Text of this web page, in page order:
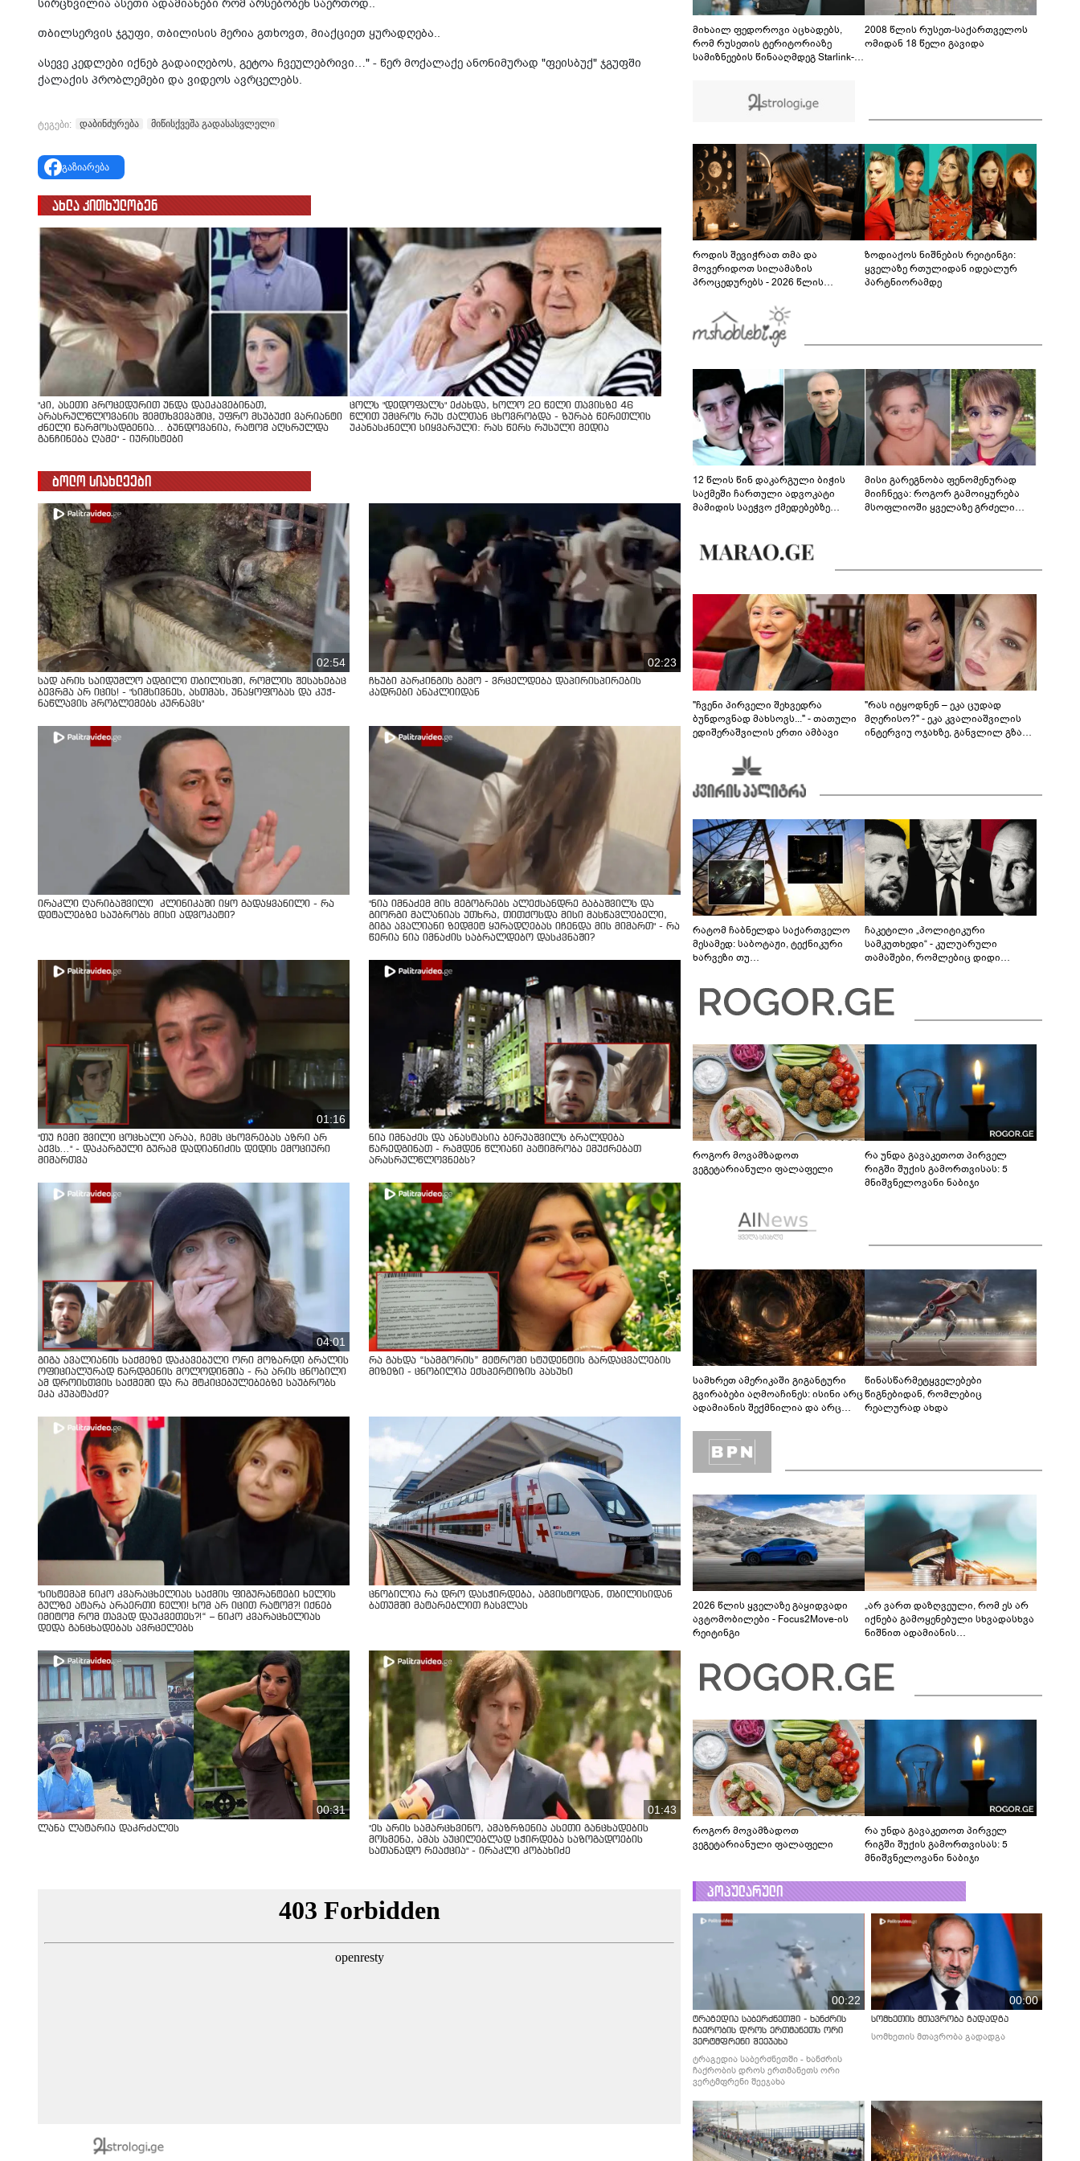
პატიმრობა ემუქრებათ არასრულწლოვნებს?
სირცხვილია ასეთი ადამიანები რომ არსებობენ საერთოდ..
თბილსერვის ჯგუფი, თბილისის მერია გთხოვთ, მიაქციეთ ყურადღება..
ასევე კედლები იქნებ გადაიღებოს, გეტოა ჩვეულებრივი…" - წერ მოქალაქე ანონიმურად "ფეისბუქ" ჯგუფში
ქალაქის პრობლემები და ვიდეოს ავრცელებს.
ტეგები: დაბინძურება მიწისქვეშა გადასასვლელი
გაზიარება
ახლა კითხულობენ
"კი, ასეთი პროცედურით უნდა დაეკავებინათ,
არასრულწლოვანის შემთხვევაშიც, უფრო მსუბუქი ვარიანტი
ძნელი წარმოსადგენია... ბუნდოვანია, რატომ აღსრულდა
განჩინება ღამე" - იურისტები
ცოლს "დედოფალს" ეძახდა, ხოლო 20 წელი თავისზე 46
წლით უმცროს რუს ქალთან ცხოვრობდა - ზურაბ წერეთლის
უკანასკნელი სიყვარული: რას წერს რუსული მედია
ბოლო სიახლეები
02:54
სად არის საიდუმლო ადგილი თბილისში, რომლის შესახებაც
ბევრმა არ იცის! - "სიმსივნეს, ასთმას, უნაყოფობას და კუჭ-
ნაწლავის პრობლემებს კურნავს"
02:23
ჩხუბი პარკინგის გამო - ვრცელდება დაპირისპირების
კადრები ანაკლიიდან
ირაკლი ღარიბაშვილი კლინიკაში იყო გადაყვანილი - რა
დეტალებზე საუბრობს მისი ადვოკატი?
"ნია იმნაძემ მის მეგობრებს ალექსანდრე გაბაშვილს და
გიორგი მალანიას უთხრა, თითქოსდა მისი მასწავლებელი,
გიგა ავალიანი ზედმეტ ყურადღებას იჩენდა მის მიმართ" - რა
წერია ნია იმნაძის საბრალდებო დასკვნაში?
01:16
"თუ ჩემი შვილი ცოცხალი არაა, ჩემს ცხოვრებას აზრი არ
აქვს..." - დაკარგული გურამ დადიანიძის დედის ემოციური
მიმართვა
ნია იმნაძეს და ანასტასია ბერუაშვილს ბრალდება
წარედგინათ - რამდენ წლიანი პატიმრობა ემუქრებათ
არასრულწლოვნებს?
04:01
გიგა ავალიანის საქმეზე დაკავებული ორი მოზარდი ბრალის
ოფიციალურად წარდგენის მოლოდინშია - რა არის ცნობილი
ამ დროისთვის საქმეში და რა მტკიცებულებებზე საუბრობს
ეკა კუპატაძე?
რა გახდა “სამგორის” მეტროში სტუდენტის გარდაცვალების
მიზეზი - ცნობილია ექსპერტიზის პასუხი
"სისტემამ ნიკო კვარაცხელიას საქმის ფიგურანტები ხელის
გულზე ატარა არაერთი წელი! ხომ არ იცით რატომ?! იქნებ
იმიტომ რომ თავად დაუკვეთეს?!“ – ნიკო კვარაცხელიას
დედა განცხადებას ავრცელებს
ცნობილია რა დრო დასჭირდება, აგვისტოდან, თბილისიდან
ბათუმში მატარებლით ჩასვლას
00:31
ლანა ლატარია დაკრძალეს
01:43
"ეს არის სამარცხვინო, ამაზრზენია ასეთი განცხადების
მოსმენა, ამას აუცილებლად სჭირდება საზოგადოების
სათანადო რეაქცია" - ირაკლი კობახიძე
მიხაილ ფედოროვი აცხადებს,
რომ რუსეთის ტერიტორიაზე
სამიზნეების წინააღმდეგ Starlink-
2008 წლის რუსეთ-საქართველოს
ომიდან 18 წელი გავიდა
როდის შევიჭრათ თმა და
მოვერიდოთ სილამაზის
პროცედურებს - 2026 წლის
გზამკვლევი
ზოდიაქოს ნიშნების რეიტინგი:
ყველაზე რთულიდან იდეალურ
პარტნიორამდე
12 წლის წინ დაკარგული ბიჭის
საქმეში ჩართული ადვოკატი
მამიდის საეჭვო ქმედებებზე
მოწოდებაზე... წლობით
მიმდინარეობდა საქმის
მისი გარეგნობა ფენომენურად
მიიჩნევა: როგორ გამოიყურება
მსოფლიოში ყველაზე გრძელი
"ჩვენი პირველი შეხვედრა
ბუნდოვნად მახსოვს..." - თათული
ედიშერაშვილის ერთი ამბავი
"რას იტყოდნენ – ეკა ცუდად
მღერისო?" - ეკა კვალიაშვილის
ინტერვიუ ოჯახზე, განვლილ გზასა
რატომ ჩაბნელდა საქართველო
მესამედ: საბოტაჟი, ტექნიკური
ხარვეზი თუ
ჩაკეტილი „პოლიტიკური
სამკუთხედი“ - კულუარული
თამაშები, რომლებიც დიდი
როგორ მოვამზადოთ
ვეგეტარიანული ფალაფელი
რა უნდა გავაკეთოთ პირველ
რიგში შუქის გამორთვისას: 5
მნიშვნელოვანი ნაბიჯი
სამხრეთ ამერიკაში გიგანტური
გვირაბები აღმოაჩინეს: ისინი არც
ადამიანის შექმნილია და არც
ლაბირინთები?
წინასწარმეტყველებები
წიგნებიდან, რომლებიც
რეალურად ახდა
2026 წლის ყველაზე გაყიდვადი
ავტომობილები - Focus2Move-ის
რეიტინგი
„არ ვართ დაზღვეული, რომ ეს არ
იქნება გამოყენებული სხვადასხვა
ნიშნით ადამიანის
უფსკრულისკენ მიდის“
როგორ მოვამზადოთ
ვეგეტარიანული ფალაფელი
რა უნდა გავაკეთოთ პირველ
რიგში შუქის გამორთვისას: 5
მნიშვნელოვანი ნაბიჯი
პოპულარული
00:22
ტრაგედია საბერძნეთში - ხანძრის
ჩაქრობის დროს ერთმანეთს ორი
ვერტმფრენი შეეჯახა
ტრაგედია საბერძნეთში - ხანძრის
ჩაქრობის დროს ერთმანეთს ორი
ვერტმფრენი შეეჯახა
00:00
სომხეთის მთავრობა გადადგა
სომხეთის მთავრობა გადადგა